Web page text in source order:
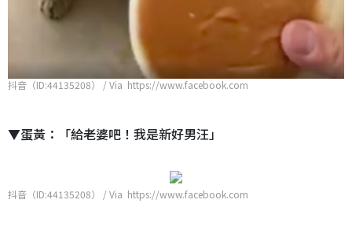
抖音（ID:44135208） / Via https://www.facebook.com
▼蛋黃：「給老婆吧！我是新好男汪」
抖音（ID:44135208） / Via https://www.facebook.com